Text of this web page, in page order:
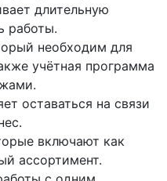
длительную
работы.
необходим для
учётная программа
оставаться на связи
включают как
ассортимент.